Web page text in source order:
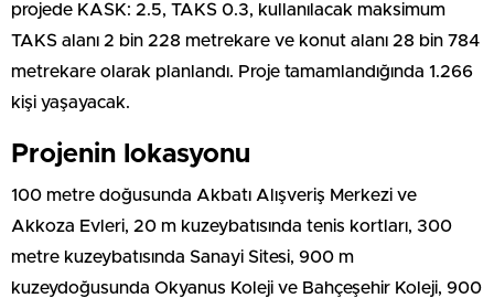
projede KASK: 2.5, TAKS 0.3, kullanılacak maksimum
TAKS alanı 2 bin 228 metrekare ve konut alanı 28 bin 784
metrekare olarak planlandı. Proje tamamlandığında 1.266
kişi yaşayacak.
Projenin lokasyonu
100 metre doğusunda Akbatı Alışveriş Merkezi ve
Akkoza Evleri, 20 m kuzeybatısında tenis kortları, 300
metre kuzeybatısında Sanayi Sitesi, 900 m
kuzeydoğusunda Okyanus Koleji ve Bahçeşehir Koleji, 900